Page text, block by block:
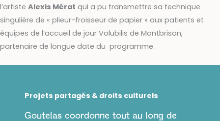
l’artiste Alexis Mérat qui a pu transmettre sa technique
singulière de « plieur-froisseur de papier » aux patients et
équipes de l’accueil de jour Volubilis de Montbrison,
partenaire de longue date du programme.
Projets partagés & droits culturels
Goutelas coordonne tout au long de